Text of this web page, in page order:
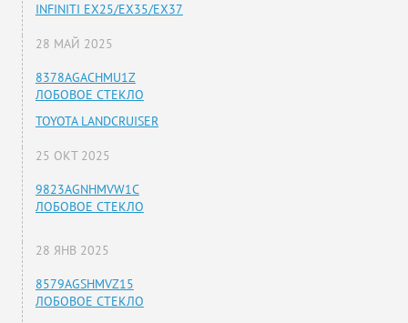
INFINITI EX25/EX35/EX37
28 МАЙ 2025
8378AGACHMU1Z
ЛОБОВОЕ СТЕКЛО
TOYOTA LANDCRUISER
25 ОКТ 2025
9823AGNHMVW1C
ЛОБОВОЕ СТЕКЛО
28 ЯНВ 2025
8579AGSHMVZ15
ЛОБОВОЕ СТЕКЛО